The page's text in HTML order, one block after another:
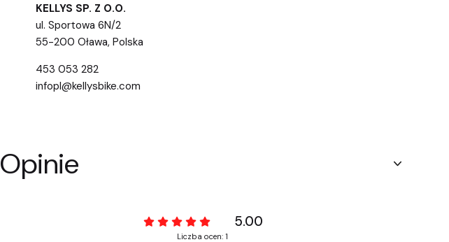
KELLYS SP. Z O.O.
ul. Sportowa 6N/2
55-200 Oława, Polska
453 053 282
infopl@kellysbike.com
Opinie
5.00
Liczba ocen: 1